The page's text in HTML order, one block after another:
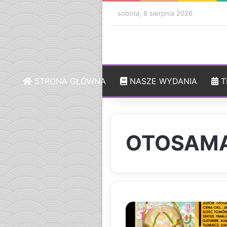
sobota, 8 sierpnia 2026
STRONA GŁÓWNA NASZE WYDANIA